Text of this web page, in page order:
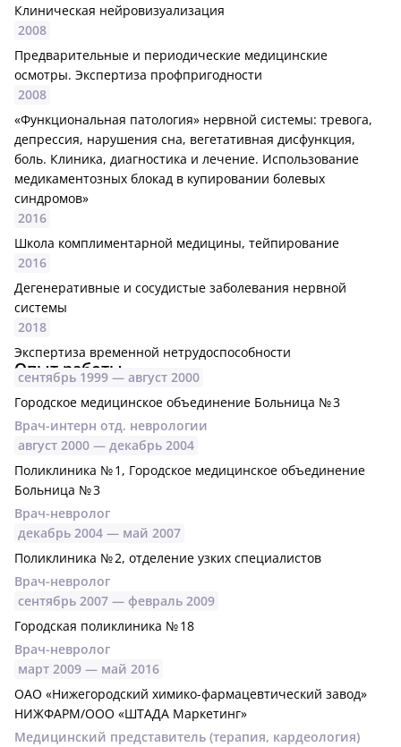
Клиническая нейровизуализация
2008
Предварительные и периодические медицинские
осмотры. Экспертиза профпригодности
2008
«Функциональная патология» нервной системы: тревога,
депрессия, нарушения сна, вегетативная дисфункция,
боль. Клиника, диагностика и лечение. Использование
медикаментозных блокад в купировании болевых
синдромов»
2016
Школа комплиментарной медицины, тейпирование
2016
Дегенеративные и сосудистые заболевания нервной
системы
2018
Экспертиза временной нетрудоспособности
Опыт работы
сентябрь 1999 — август 2000
Городское медицинское объединение Больница № 3
Врач-интерн отд. неврологии
август 2000 — декабрь 2004
Поликлиника № 1, Городское медицинское объединение
Больница № 3
Врач-невролог
декабрь 2004 — май 2007
Поликлиника № 2, отделение узких специалистов
Врач-невролог
сентябрь 2007 — февраль 2009
Городская поликлиника № 18
Врач-невролог
март 2009 — май 2016
ОАО «Нижегородский химико-фармацевтический завод»
НИЖФАРМ/ООО «ШТАДА Маркетинг»
Медицинский представитель (терапия, кардеология)